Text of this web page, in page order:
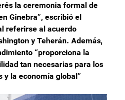
la ceremonia formal de
Ginebra”, escribió el
referirse al acuerdo
y Teherán. Además,
“proporciona la
tan necesarias para los
y la economía global”